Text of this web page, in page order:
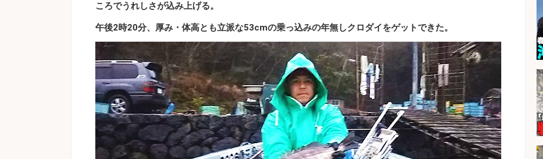
ころでうれしさが込み上げる。
午後2時20分、厚み・体高とも立派な53cmの乗っ込みの年無しクロダイをゲットできた。